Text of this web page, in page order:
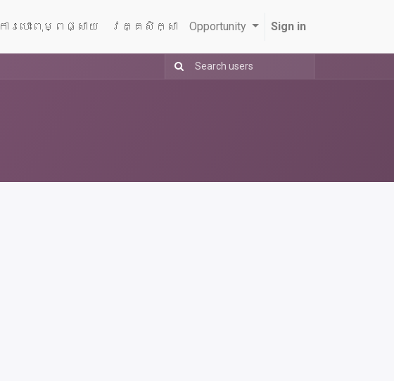
ការបោះពុម្ពផ្សាយ វគ្គសិក្សា Opportunity Sign in